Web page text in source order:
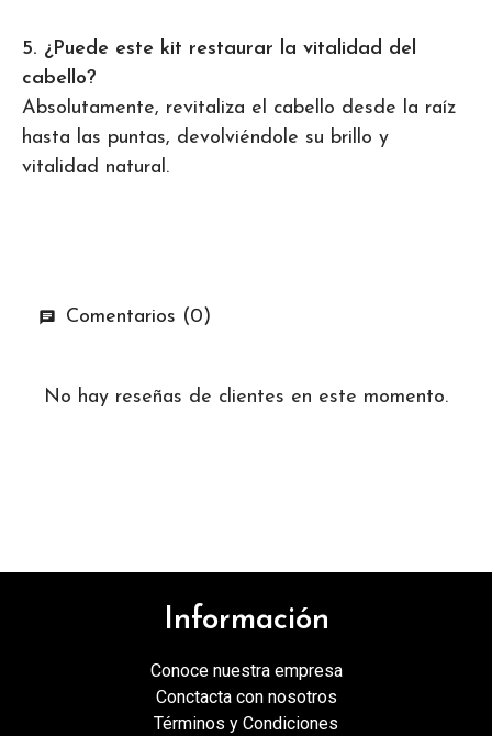
5. ¿Puede este kit restaurar la vitalidad del
cabello?
Absolutamente, revitaliza el cabello desde la raíz
hasta las puntas, devolviéndole su brillo y
vitalidad natural.
Comentarios (0)
No hay reseñas de clientes en este momento.
Información
Conoce nuestra empresa
Conctacta con nosotros
Términos y Condiciones